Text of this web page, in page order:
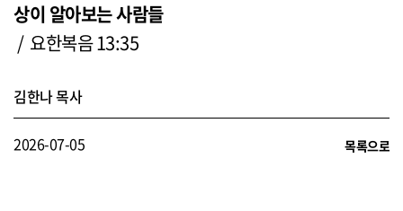
상이 알아보는 사람들
/ 요한복음 13:35
김한나 목사
2026-07-05 목록으로